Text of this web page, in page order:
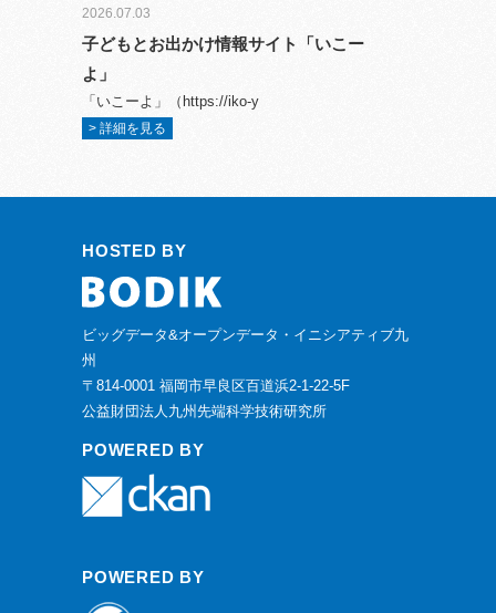
2026.07.03
子どもとお出かけ情報サイト「いこー
よ」
「いこーよ」（https://iko-y
> 詳細を見る
HOSTED BY
ビッグデータ&オープンデータ・イニシアティブ九
州
〒814-0001 福岡市早良区百道浜2-1-22-5F
公益財団法人九州先端科学技術研究所
POWERED BY
POWERED BY